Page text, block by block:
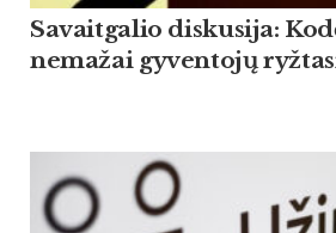
Savaitgalio diskusija:
nemažai gyventojų